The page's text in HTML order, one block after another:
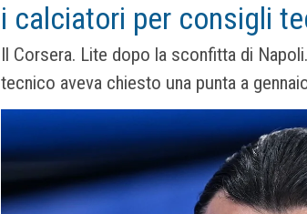
i calciatori per consigli
Il Corsera. Lite dopo la sconfitta di
tecnico aveva chiesto una punta a